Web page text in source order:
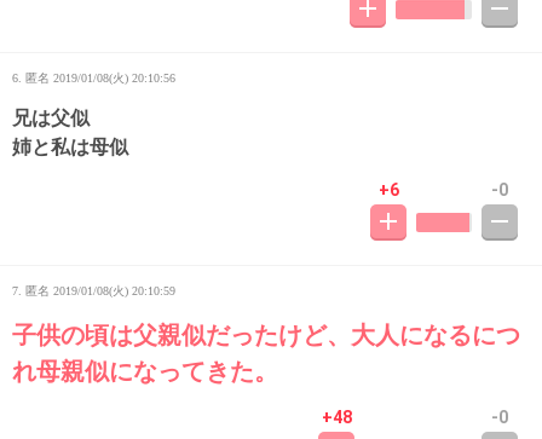
6. 匿名 2019/01/08(火) 20:10:56
兄は父似
姉と私は母似
+6 -0
7. 匿名 2019/01/08(火) 20:10:59
子供の頃は父親似だったけど、大人になるにつ
れ母親似になってきた。
+48 -0